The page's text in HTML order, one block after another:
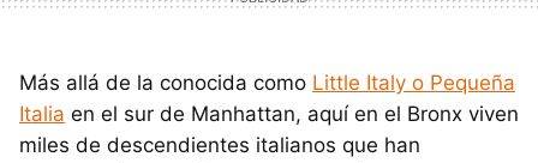
Más allá de la conocida como Little Italy o Pequeña
Italia en el sur de Manhattan, aquí en el Bronx viven
miles de descendientes italianos que han